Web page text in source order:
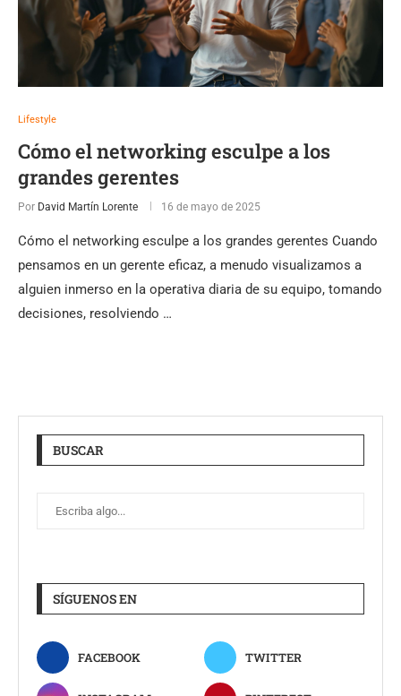
Lifestyle
Cómo el networking esculpe a los
grandes gerentes
Por David Martín Lorente 16 de mayo de 2025
Cómo el networking esculpe a los grandes gerentes Cuando
pensamos en un gerente eficaz, a menudo visualizamos a
alguien inmerso en la operativa diaria de su equipo, tomando
decisiones, resolviendo …
BUSCAR
SÍGUENOS EN
FACEBOOK TWITTER